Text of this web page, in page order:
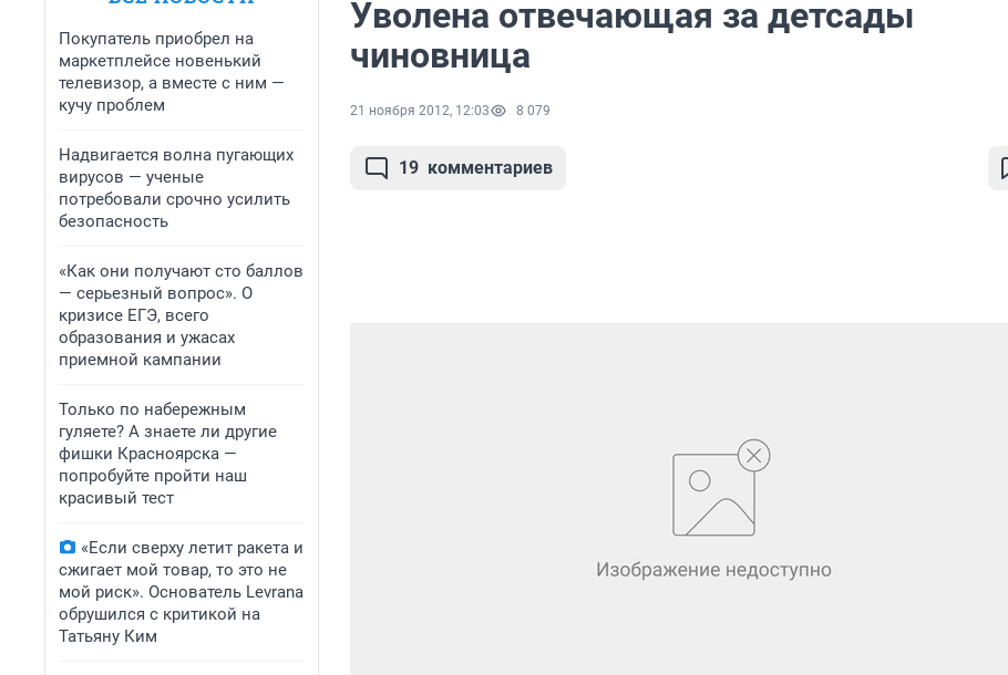
Покупатель приобрел на
маркетплейсе новенький
телевизор, а вместе с ним —
кучу проблем
Надвигается волна пугающих
вирусов — ученые
потребовали срочно усилить
безопасность
«Как они получают сто баллов
— серьезный вопрос». О
кризисе ЕГЭ, всего
образования и ужасах
приемной кампании
Только по набережным
гуляете? А знаете ли другие
фишки Красноярска —
попробуйте пройти наш
красивый тест
«Если сверху летит ракета и
сжигает мой товар, то это не
мой риск». Основатель Levrana
обрушился с критикой на
Татьяну Ким
Уволена отвечающая за детсады
чиновница
21 ноября 2012, 12:03 8 079
19 комментариев